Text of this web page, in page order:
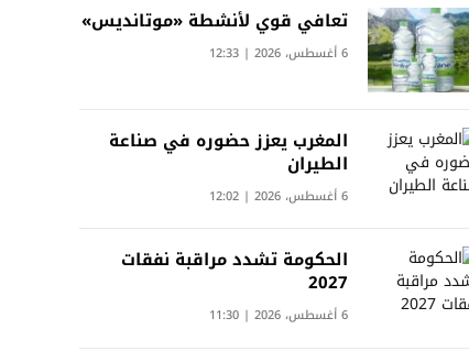
تعافي قوي لأنشطة «موتانديس»
6 أغسطس، 2026 | 12:33
المغرب يعزز حضوره في صناعة
الطيران
6 أغسطس، 2026 | 12:02
الحكومة تشدد مراقبة نفقات
2027
6 أغسطس، 2026 | 11:30